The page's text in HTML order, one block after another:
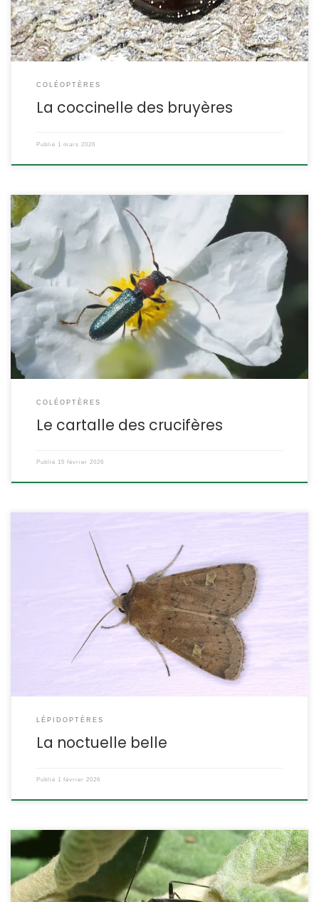
COLÉOPTÈRES
La coccinelle des bruyères
Publié 1 mars 2026
Le cartalle des crucifères est un longicorne méditerranéen,
présent en France dans les départements littoraux de la
Méditerranée et la basse vallée du Rhône. C’est une espèce
floricole dont les larves se développent dans les tiges des
brassicacées principalement. Certallum ebulinum Linnaeus,1767
Le cartalle de l’yèble POSITION SYSTÉMATIQUE : Insecte, Coléoptère
Famille des […]
COLÉOPTÈRES
Le cartalle des crucifères
Publié 15 février 2026
Une noctuelle très commune partout en Europe excepté sur le
pourtour méditerranéen. Sa chenille est polyphage sur de
nombreuses plantes herbacées. Diarsia rubi (ex. Agrotis rubi)
Vieweg,1790. POSITION SYSTÉMATIQUE : Insecte, Lépidoptère,
Hétérocère Famille des Noctuidae, sous-famille des Noctuinae,
tribu des Noctuini. ETYMOLOGIE : Le nom de genre Diarsia est créé
par Hübner en […]
LÉPIDOPTÈRES
La noctuelle belle
Publié 1 février 2026
C’est un Miridé noir et jaune originaire des côtes atlantiques et
méditerranéennes qui occupe aujourd’hui une grande partie de